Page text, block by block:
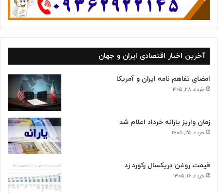
آخرین اخبار اقتصادی ایران و جهان
امضای تفاهم نامه ایران و آمریکا
خرداد ۲۸, ۱۴۰۵
زمان واریز یارانه خرداد اعلام شد
خرداد ۲۵, ۱۴۰۵
قیمت روغن دریکسال رکورد زد
خرداد ۱۶, ۱۴۰۵